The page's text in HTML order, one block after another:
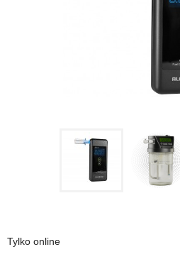
Tylko online